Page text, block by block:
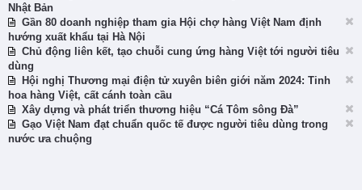
Nhật Bản
Gần 80 doanh nghiệp tham gia Hội chợ hàng Việt Nam định
hướng xuất khẩu tại Hà Nội
Chủ động liên kết, tạo chuỗi cung ứng hàng Việt tới người tiêu
dùng
Hội nghị Thương mại điện tử xuyên biên giới năm 2024: Tinh
hoa hàng Việt, cất cánh toàn cầu
Xây dựng và phát triển thương hiệu “Cá Tôm sông Đà”
Gạo Việt Nam đạt chuẩn quốc tế được người tiêu dùng trong
nước ưa chuộng